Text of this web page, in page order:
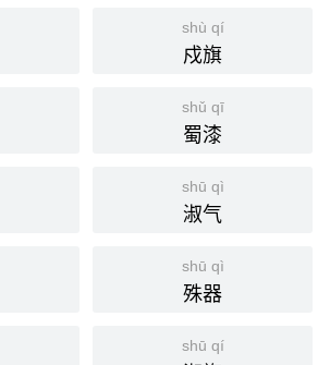
shù qí
戍旗
shǔ qī
蜀漆
shū qì
淑气
shū qì
殊器
shū qí